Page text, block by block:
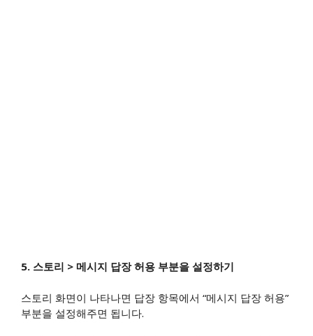
5. 스토리 > 메시지 답장 허용 부분을 설정하기
스토리 화면이 나타나면 답장 항목에서 “메시지 답장 허용”
부분을 설정해주면 됩니다.